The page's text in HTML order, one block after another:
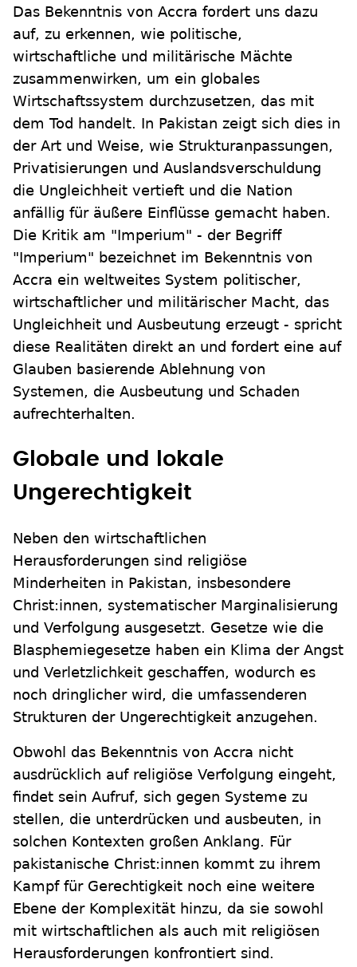
Das Bekenntnis von Accra fordert uns dazu
auf, zu erkennen, wie politische,
wirtschaftliche und militärische Mächte
zusammenwirken, um ein globales
Wirtschaftssystem durchzusetzen, das mit
dem Tod handelt. In Pakistan zeigt sich dies in
der Art und Weise, wie Strukturanpassungen,
Privatisierungen und Auslandsverschuldung
die Ungleichheit vertieft und die Nation
anfällig für äußere Einflüsse gemacht haben.
Die Kritik am "Imperium" - der Begriff
"Imperium" bezeichnet im Bekenntnis von
Accra ein weltweites System politischer,
wirtschaftlicher und militärischer Macht, das
Ungleichheit und Ausbeutung erzeugt - spricht
diese Realitäten direkt an und fordert eine auf
Glauben basierende Ablehnung von
Systemen, die Ausbeutung und Schaden
aufrechterhalten.
Globale und lokale
Ungerechtigkeit
Neben den wirtschaftlichen
Herausforderungen sind religiöse
Minderheiten in Pakistan, insbesondere
Christ:innen, systematischer Marginalisierung
und Verfolgung ausgesetzt. Gesetze wie die
Blasphemiegesetze haben ein Klima der Angst
und Verletzlichkeit geschaffen, wodurch es
noch dringlicher wird, die umfassenderen
Strukturen der Ungerechtigkeit anzugehen.
Obwohl das Bekenntnis von Accra nicht
ausdrücklich auf religiöse Verfolgung eingeht,
findet sein Aufruf, sich gegen Systeme zu
stellen, die unterdrücken und ausbeuten, in
solchen Kontexten großen Anklang. Für
pakistanische Christ:innen kommt zu ihrem
Kampf für Gerechtigkeit noch eine weitere
Ebene der Komplexität hinzu, da sie sowohl
mit wirtschaftlichen als auch mit religiösen
Herausforderungen konfrontiert sind.